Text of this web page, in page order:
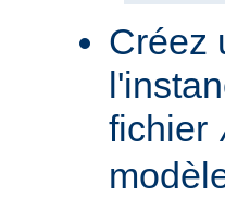
Créez
fichier